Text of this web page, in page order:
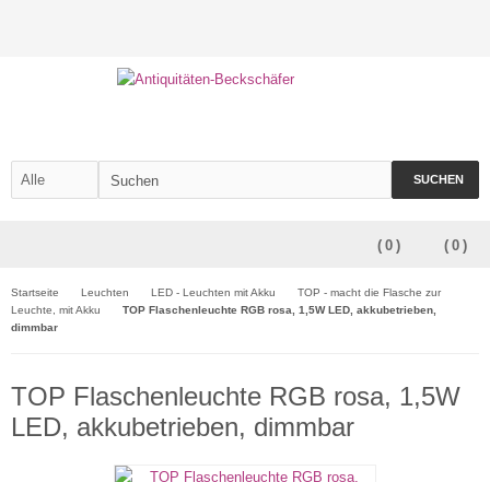
SUCHEN
( 0 )
( 0 )
Startseite Leuchten LED - Leuchten mit Akku
TOP - macht die Flasche zur
Leuchte, mit Akku
TOP Flaschenleuchte RGB rosa, 1,5W LED, akkubetrieben,
dimmbar
TOP Flaschenleuchte RGB rosa, 1,5W
LED, akkubetrieben, dimmbar